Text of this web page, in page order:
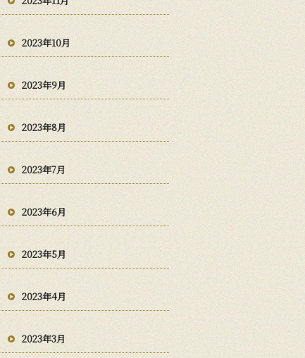
2023年10月
2023年9月
2023年8月
2023年7月
2023年6月
2023年5月
2023年4月
2023年3月